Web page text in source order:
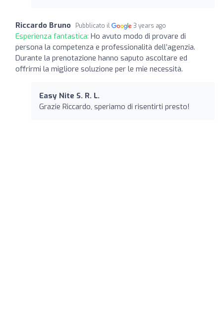
Riccardo Bruno Pubblicato il 3 years ago
Esperienza fantastica: Ho avuto modo di provare di
persona la competenza e professionalità dell’agenzia.
Durante la prenotazione hanno saputo ascoltare ed
offrirmi la migliore soluzione per le mie necessità.
Easy Nite S. R. L.
Grazie Riccardo, speriamo di risentirti presto!